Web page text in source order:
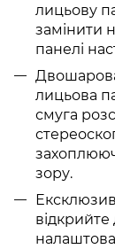
лицьову
замінити
панелі
лицьова
смуга
зору.